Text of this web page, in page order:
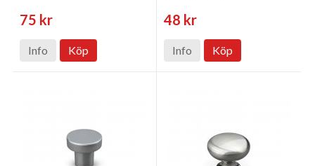
75 kr
Info Köp
48 kr
Info Köp